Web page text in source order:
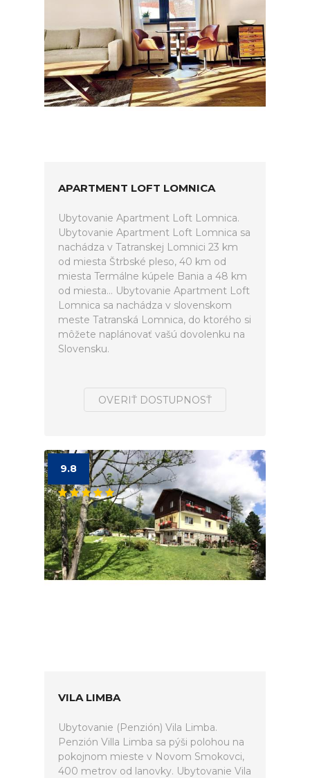
APARTMENT LOFT LOMNICA
Ubytovanie Apartment Loft Lomnica.
Ubytovanie Apartment Loft Lomnica sa
nachádza v Tatranskej Lomnici 23 km
od miesta Štrbské pleso, 40 km od
miesta Termálne kúpele Bania a 48 km
od miesta... Ubytovanie Apartment Loft
Lomnica sa nachádza v slovenskom
meste Tatranská Lomnica, do ktorého si
môžete naplánovať vašú dovolenku na
Slovensku.
OVERIŤ DOSTUPNOSŤ
9.8
VILA LIMBA
Ubytovanie (Penzión) Vila Limba.
Penzión Villa Limba sa pýši polohou na
pokojnom mieste v Novom Smokovci,
400 metrov od lanovky. Ubytovanie Vila